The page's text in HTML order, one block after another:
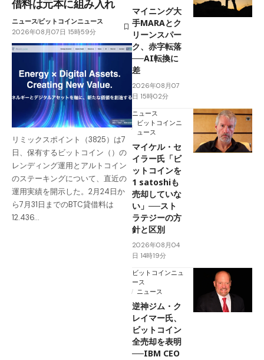
借料は元本に組み入れ
ニュースビットコインニュース
2026年08月07日 15時59分
リミックスポイント（3825）は7
日、保有するビットコイン（）の
レンディング運用とアルトコイン
のステーキングについて、直近の
運用実績を開示した。2月24日か
ら7月31日までのBTC貸借料は
12.436…
マイニング大
手MARAとク
リーンスパー
ク、赤字転落
──AI転換に
差
2026年08月07
日 15時02分
ニュース
ビットコインニ
ュース
マイケル・セ
イラー氏「ビ
ットコインを
1 satoshiも
売却していな
い」──スト
ラテジーの方
針と区別
2026年08月04
日 14時19分
ビットコインニュ
ース
ニュース
逆神ジム・ク
レイマー氏、
ビットコイン
全売却を表明
──IBM CEO